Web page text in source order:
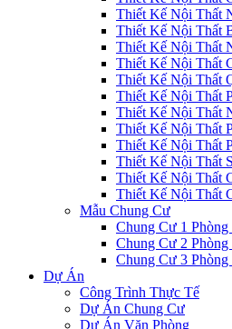
Thiết Kế Nội Thất
Thiết Kế Nội Thất
Thiết Kế Nội Thất
Thiết Kế Nội Thất
Thiết Kế Nội Thất
Thiết Kế Nội Thất
Thiết Kế Nội Thất
Thiết Kế Nội Thất
Thiết Kế Nội Thất
Thiết Kế Nội Thất
Thiết Kế Nội Thất
Thiết Kế Nội Thất
Mẫu Chung Cư
Chung Cư 1 Phòng
Chung Cư 2 Phòng
Chung Cư 3 Phòng
Dự Án
Công Trình Thực Tế
Dự Án Chung Cư
Dự Án Văn Phòng